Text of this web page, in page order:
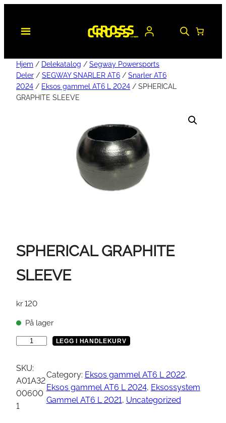
Hjem / Delekatalog / Segway Powersports
Deler / SEGWAY SNARLER AT6 / Snarler AT6
2024 / Eksos gammel AT6 L 2024 / SPHERICAL
GRAPHITE SLEEVE
SPHERICAL GRAPHITE
SLEEVE
kr 120
På lager
H
E
R
I
LEGG I HANDLEKURV
SKU:
A01A32
00600
1
Category: Eksos gammel AT6 L 2022
Eksos gammel AT6 L 2024, Eksossystem
Gammel AT6 L 2021, Uncategorized